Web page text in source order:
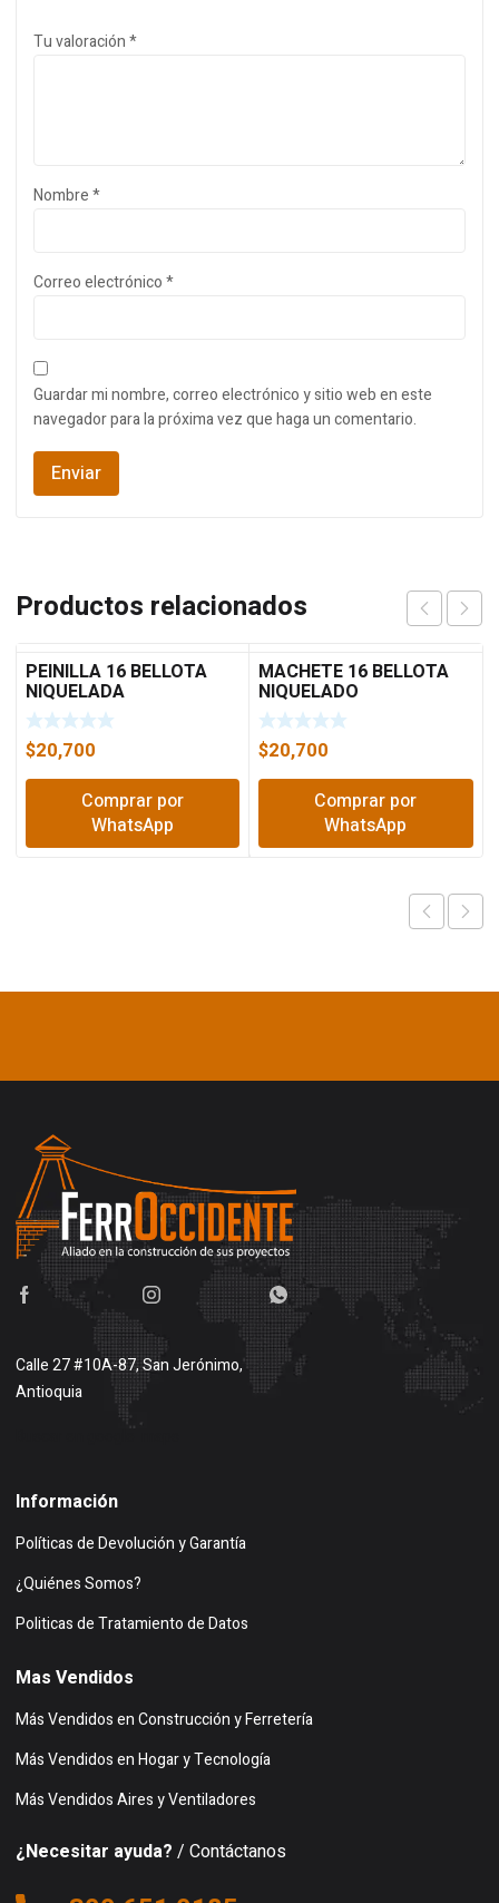
Tu valoración*
Nombre*
Correo electrónico*
Guardar mi nombre, correo electrónico y sitio web en este
navegador para la próxima vez que haga un comentario.
Productos relacionados
PEINILLA 16 BELLOTA
NIQUELADA
$20,700
Comprar por
WhatsApp
MACHETE 16 BELLOTA
NIQUELADO
$20,700
Comprar por
WhatsApp
Calle 27 #10A-87, San Jerónimo,
Antioquia
Información
Políticas de Devolución y Garantía
¿Quiénes Somos?
Politicas de Tratamiento de Datos
Mas Vendidos
Más Vendidos en Construcción y Ferretería
Más Vendidos en Hogar y Tecnología
Más Vendidos Aires y Ventiladores
¿Necesitar ayuda? / Contáctanos